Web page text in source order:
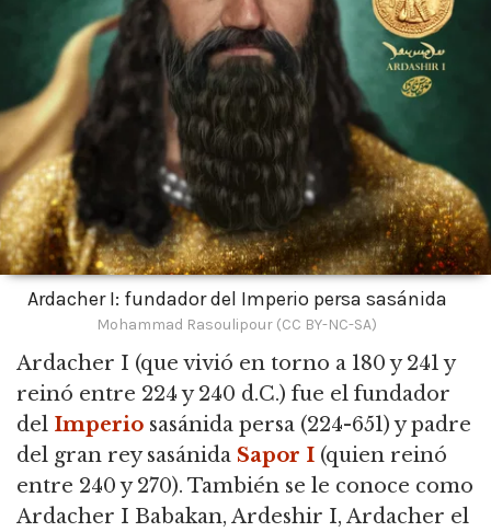
Ardacher I: fundador del Imperio persa sasánida
Mohammad Rasoulipour (CC BY-NC-SA)
Ardacher I (que vivió en torno a 180 y 241 y
reinó entre 224 y 240 d.C.) fue el fundador
del Imperio sasánida persa (224-651) y padre
del gran rey sasánida Sapor I (quien reinó
entre 240 y 270). También se le conoce como
Ardacher I Babakan, Ardeshir I, Ardacher el